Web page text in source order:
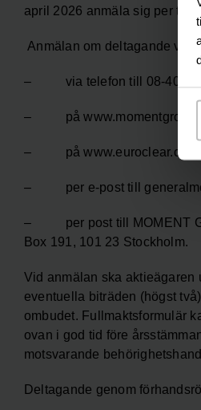
april 2026 anmäla sig per
Anmälan om deltagande vid
– via telefon till 08-402 91
– på
– på www.euroclear.com/
– per e-post till
– per post till MOMENT
Box 191, 101 23 Stockholm.
Vid anmälan ska aktieägaren
eventuella biträden (högst
ombudet. Fullmaktsformulär
ovan i god tid före
motsvarande
Deltagande genom